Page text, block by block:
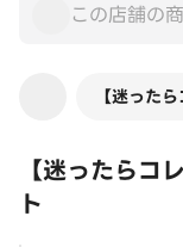
【迷った
【迷ったらコ
ト